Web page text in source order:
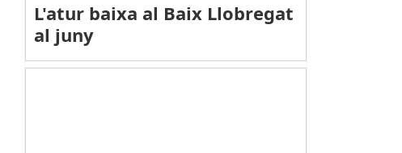
L'atur baixa al Baix Llobregat
al juny